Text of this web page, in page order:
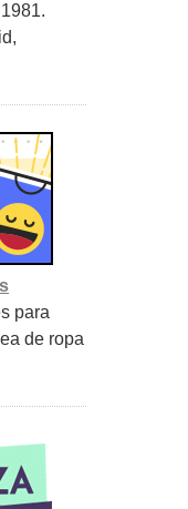
para
de ropa